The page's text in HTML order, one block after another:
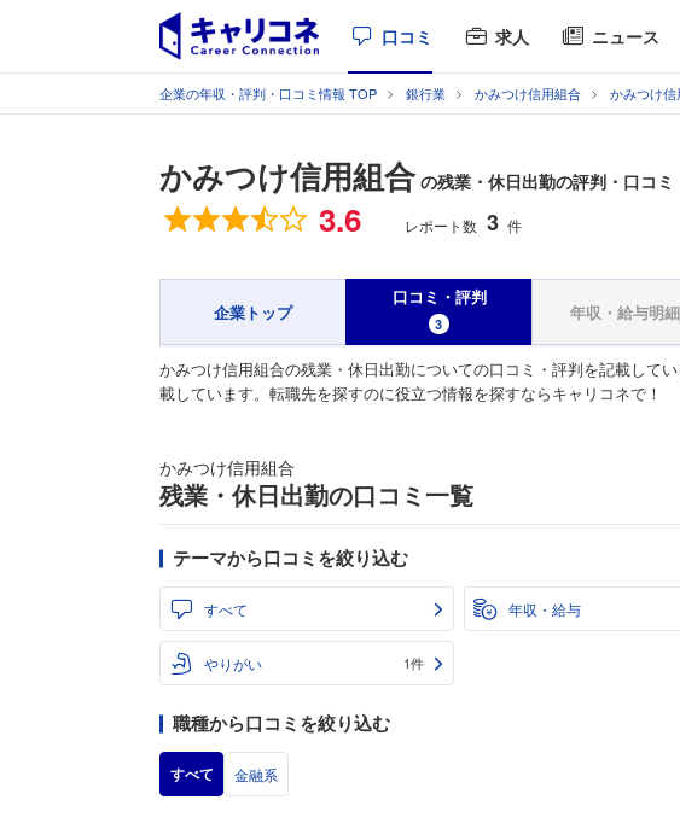
口コミ 求人 ニュース
企業の年収・評判・口コミ情報 TOP 銀行業 かみつけ信用組合 かみつけ
かみつけ信用組合 の残業・休日出勤の評判・口コミ
総合評価
3.6 レポート数 3 件
企業トップ
口コミ・評判
3
年収・給与明細
かみつけ信用組合の残業・休日出勤についての口コミ・評判を記載して
載しています。転職先を探すのに役立つ情報を探すならキャリコネで！
かみつけ信用組合
残業・休日出勤の口コミ一覧
テーマから口コミを絞り込む
すべて 年収・給与
やりがい 1件
職種から口コミを絞り込む
すべて 金融系